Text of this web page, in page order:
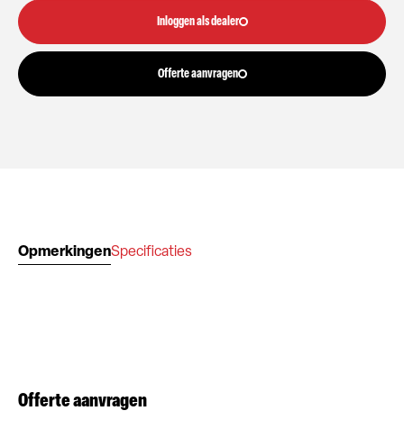
Inloggen als dealer
Offerte aanvragen
OpmerkingenSpecificaties
Offerte aanvragen